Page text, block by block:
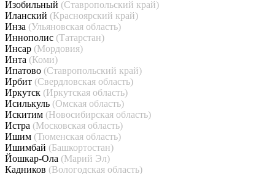
Изобильный (Ставропольский край)
Иланский (Красноярский край)
Инза (Ульяновская область)
Иннополис (Татарстан)
Инсар (Мордовия)
Инта (Коми)
Ипатово (Ставропольский край)
Ирбит (Свердловская область)
Иркутск (Иркутская область)
Исилькуль (Омская область)
Искитим (Новосибирская область)
Истра (Московская область)
Ишим (Тюменская область)
Ишимбай (Башкортостан)
Йошкар-Ола (Марий Эл)
Кадников (Вологодская область)